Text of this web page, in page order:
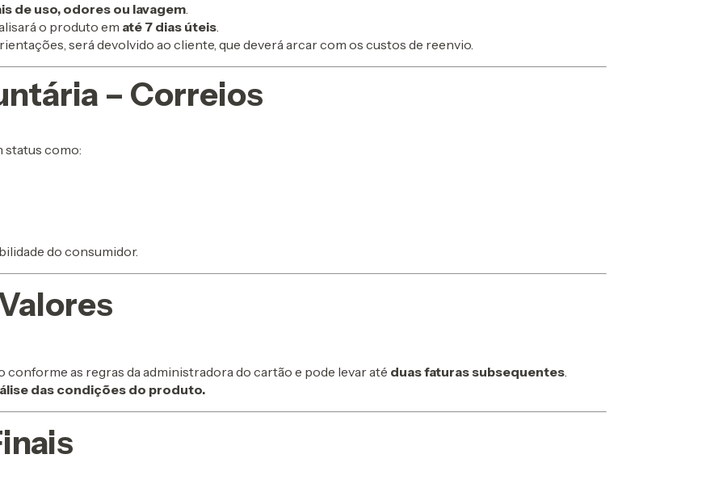
de uso, odores ou lavagem.
o produto em até 7 dias úteis.
será devolvido ao cliente, que deverá arcar com os custos de reenvio.
– Correios
status como:
do consumidor.
as regras da administradora do cartão e pode levar até duas faturas subsequentes.
das condições do produto.